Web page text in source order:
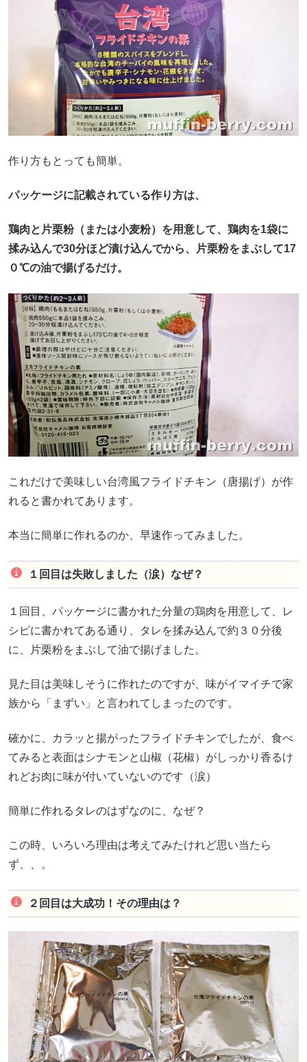
作り方もとっても簡単。
パッケージに記載されている作り方は、
鶏肉と片栗粉（または小麦粉）を用意して、鶏肉を1袋に
揉み込んで30分ほど漬け込んでから、片栗粉をまぶして17
０℃の油で揚げるだけ。
これだけで美味しい台湾風フライドチキン（唐揚げ）が作
れると書かれてあります。
本当に簡単に作れるのか、早速作ってみました。
１回目は失敗しました（涙）なぜ？
１回目、パッケージに書かれた分量の鶏肉を用意して、レ
シピに書かれてある通り、タレを揉み込んで約３０分後
に、片栗粉をまぶして油で揚げました。
見た目は美味しそうに作れたのですが、味がイマイチで家
族から「まずい」と言われてしまったのです。
確かに、カラッと揚がったフライドチキンでしたが、食べ
てみると表面はシナモンと山椒（花椒）がしっかり香るけ
れどお肉に味が付いていないのです（涙）
簡単に作れるタレのはずなのに、なぜ？
この時、いろいろ理由は考えてみたけれど思い当たら
ず、、。
２回目は大成功！その理由は？